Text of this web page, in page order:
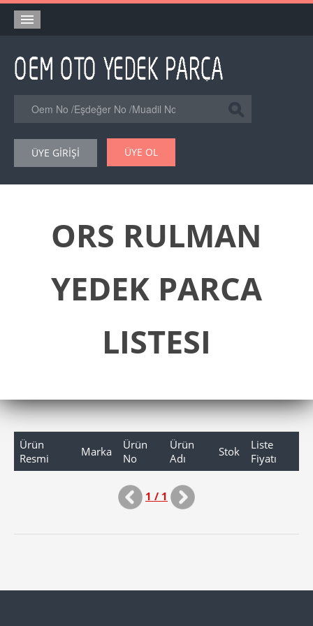
Orjinal Yedek Parça
Eşdeğer Muadil Yedek Parça
Şase Numarası VIN Yedekparça Sorgulama
Hakkımızda
Forum
ÜYE GİRİŞİ ÜYE OL
ORS RULMAN
YEDEK PARCA
LISTESI
Ürün
Resmi
Marka
Ürün
No
Ürün
Adı
Stok
Liste
Fiyatı
1 / 1